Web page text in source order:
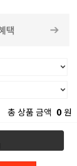
총 상품 금액 0 원